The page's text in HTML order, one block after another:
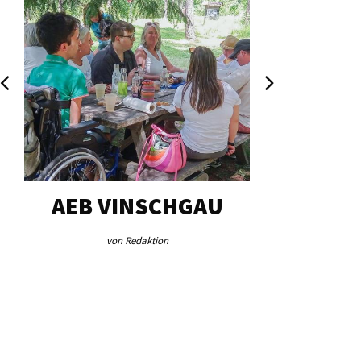
AEB VINSCHGAU
von Redaktion